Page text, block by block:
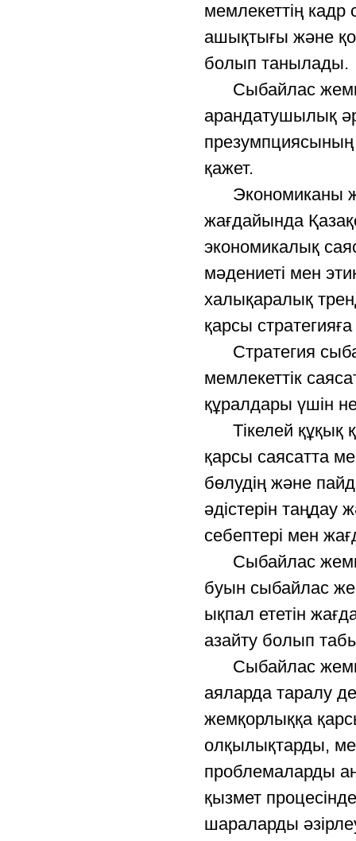
мемлекеттің кадр
ашықтығы және
болып танылады.
Сыбайлас
арандатушылық
презумпциясының
қажет.
Экономиканы
жағдайында
экономикалық
мәдениеті мен
халықаралық
қарсы
Стратегия
мемлекеттік
құралдары үшін
Тікелей құқық
қарсы саясатта
бөлудің және
әдістерін таңдау
себептері мен
Сыбайлас
буын сыбайлас
ықпал ететін
азайту болып
Сыбайлас
аяларда таралу
жемқорлыққа
олқылықтарды,
проблемаларды
қызмет
шараларды